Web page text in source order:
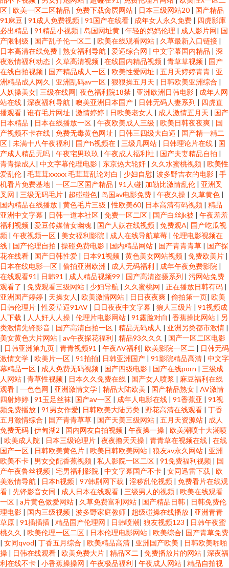
区 | 欧美一区二区精品 | 免费下载肏屄网站 | 日本三级网站20 | 国产精品
91麻豆 | 91成人免费视频 | 91国产在线看 | 成年女人永久免费 | 四虎影庫
必出精品 | 91精品小视频 | 岛国网址黄 | 年轻的妈妈伦理 | 成人影片网| 国
产限制级 | 国产乱子伦一区二 | 欧美在线观看网站 | 久草最新入口链接 |
日本高清在线免费 | 熟女福利导航 | 爱逼综合网 | 中文字幕国内精品 | 深
夜激情福利动态 | 久草高清视频 | 在线国内精品视频 | 青草草视频 | 国产
在线自拍视频 | 国产精品成人一区 | 欧美性爱网址 | 五月天婷婷青青 | 亚
洲精品成人网久 | 亚洲乱码av一区 | 狠狠操五月天 | 日韩欧美亚洲综合 |
人妖操美女| 三级在线网| 夜色福利院18禁 | 亚洲欧洲日韩电影 | 成年人网
站在线 | 深夜福利导航 | 噢美亚洲日本国产 | 日韩无码人妻系列 | 四虎直
播观看 | 谁有毛片网址 | 激情婷婷 | 日欧美老女人 | 成人激情五月天 | 国产
日本精品 | 日本在线播放一区 | 午夜欧美成人三级 | 欧美日韩夜夜爽 | 国
产视频不卡在线 | 免费无毒黄色网址 | 日韩三四级大白逼 | 国产精一精二
区 | 未满十八午夜福利 | 国产h视频在 | 三级几网站 | 日韩理论片在线 | 国
产成人精品无吗 | 午夜宅男玖玖 | 午夜成人福利社 | 国产夫妻精品自拍 |
青青操成人 | 中文字幕伦理电影 | 东京热大轮奸 | 久久水蜜桃视频 | 欧美性
爱乱伦 | 毛茸茸xxxxx 毛茸茸乱论对白 | 少妇自慰| 波多野吉衣的电影 | 手
机看片免费基地 | 一区二区国产精品 | 91人碰| 加勒比激情乱伦 | 亚洲叉
叉网 | 三级无码毛片 | 超碰碰色| 岛国av电影免费 | 午夜久操 | 久草黄色 |
国内精品在线播放 | 黄色毛片三级 |性欧美60| 日本高清有码视频 | 精品
亚洲中文字幕 | 日韩一道本社区 | 免费一区二区 | 国产白丝jk被 | 午夜羞羞
福利视频 | 爱豆传媒倩女幽魂 | 国产人妖在线视频 | 免费观A| 国产吃瓜视
频 | 午夜视频一区 | 美女福利影院 | 成人在线导航草莓 | 伦理电影视频在
线 | 国产伦理自拍 | 操碰免费电影 | 国内精品网站 | 国产青青青草 | 国产探
花在线看 | 国产日韩性爱 | 日本91视频 | 黄色美女网站视频 | 免费欧美片 |
日本在线电影一区 | 偷拍亚洲欧洲 | 成人无码福利 | 成年午夜免费影院 |
在线观看91 | 日韩91 | 成人精品视频99 | 国产高清盗摄系列 | 污网站免费
观看了 | 免费观看三级网站 | 少妇导航 | 久久蜜桃网 | 正在播放日韩有码 |
亚洲国产婷婷 | 天操女人 | 欧美激情网站 | 日日夜夜爽 | 偷拍第一页| 欧美
日韩伦理片 |性爱草逼91AV | 日日夜夜中文字幕 | 狼人三级片 | 91视频成
人下载 | 人人奸人人操 | 伦理片电影网站 | 91露脸对白| 香蕉操比网站 | 另
类激情先锋影音 | 国产高清自拍一区 | 精品无码成人 | 亚洲另类都市激情 |
美女黄色大片网站 | av午夜探花福利 | 精品93久久久 | 国产一区二区电影
| 日韩亚洲第九页 | 青青视频91 | 午夜AV福利| 欧美影院一区二 | 日韩无码
激情文学 | 欧美片一区 | 91拍拍| 日韩亚洲国产 | 91影院精品高清 | 中文字
幕精品一区 | 成人免费无码视频 | 国产四级电影 | 国产在线porn | 三级成
人网站 | 青草性视频 | 日本久久免费在线 | 国产女人喷浆 | 麻豆福利在线
观看 | 一色色网 | 亚洲激情文学 | 精品大陆欧美 | 国产精品熟女 | AV激情
四射婷婷 | 91玉足丝袜| 国产aⅴ一区 | 成年人电影在线 | 91香蕉亚 | 91视
频免费播放 | 91男女作爱| 日韩欧美大陆另类 | 野花高清在线观看 | 丁香
五月激情综合 | 国产青青草草 | 国产天美三级网站 | 五月天资源站 | 成人
免费无码 | 伊甸湖2 | 国内网友自拍视频 | 午夜操一操 | 欧美潮喷十大潮喷
| 欧美成人院 | 日本三级论理片 | 夜夜撸天天操 | 青青草在视频在线 | 在线
国产一区 | 日韩欧美黄色片 | 欧美日韩欧美网站 | 狼友av永久网站 | 亚洲
欧美不卡 | 男女交配香蕉视频 | 私人影院一区二区 | 91免费福利视频 | 国
产午夜鲁丝视频 | 宅男福利影院 | 中文字幕国产不卡 | 女同迅雷下载 | 欧
美激情导航 | 日本h视频 | 97韩剧网下载 | 淫秽乱伦视频 | 免费看片在线观
看 | 先锋影音女同 | 成人日本在线观看 | 三级男人的视频 | 欧美在线观看
一区 | a片黄色做爱网站 | 久草免费富利网站 | 国产精品日韩 | 日韩免费伦
理电影 | 国内三级视频 | 波多野家庭教师 | 超级碰操在线播放 | 亚洲青青
草原 | 91插插插 | 精品国产伦理网 | 日韩喷潮| 狼友视频123 | 日韩午夜蜜
桃久久 | 欧美伦理一区二区 | 日本伦理电影网站 | 欧美综合| 国产青草免费
| 女同qvod| 丁香五月综合 | 欧美精品高清 | 亚洲国产欧美 | 日韩欧美啪啪
操 | 日韩在线观看 | 欧美免费大片 | 精品区二 | 免费播放片的网站 | 深夜福
利在线不卡 | 小香蕉操操网 | 午夜极品福利 | 午夜成人网站 | 精品自拍视